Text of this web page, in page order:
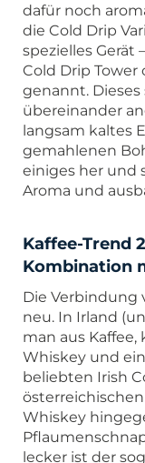
dafür noch
die Cold Drip
spezielles Gerät
Cold Drip
genannt. Dieses
übereinander
langsam kaltes
gemahlenen
einiges her und
Aroma und
Kaffee-Trend
Kombination
Die Verbindung
neu. In Irland
man aus
Whiskey und
beliebten Irish
Whiskey
lecker ist der